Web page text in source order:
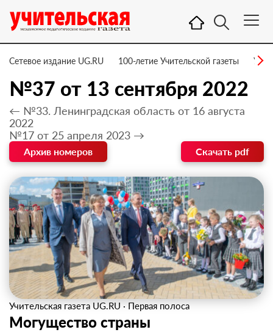
Сетевое издание UG.RU 100-летие Учительской газеты УГ –
№37 от 13 сентября 2022
← №33. Ленинградская область от 16 августа
2022
№17 от 25 апреля 2023 →
Архив номеров Скачать pdf
Учительская газета UG.RU · Первая полоса
Могущество страны